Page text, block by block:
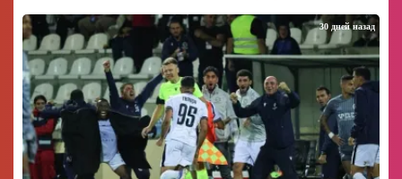
30 дней назад